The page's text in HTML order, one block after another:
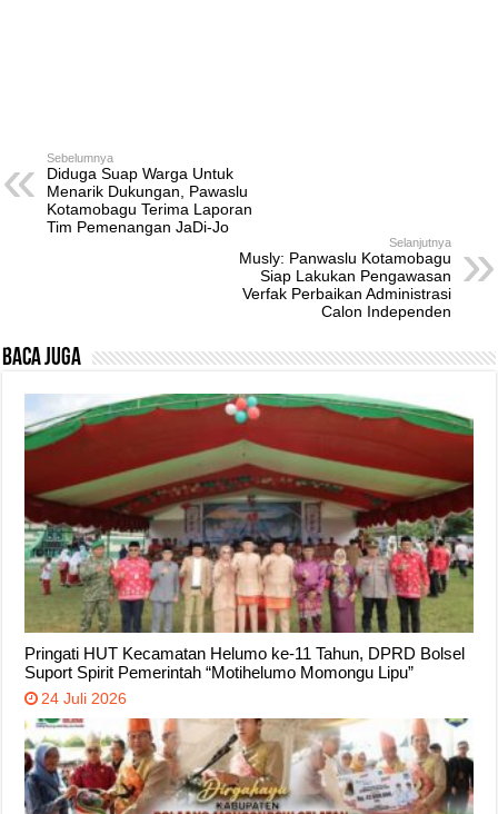
Sebelumnya
Diduga Suap Warga Untuk
Menarik Dukungan, Pawaslu
Kotamobagu Terima Laporan
Tim Pemenangan JaDi-Jo
Selanjutnya
Musly: Panwaslu Kotamobagu
Siap Lakukan Pengawasan
Verfak Perbaikan Administrasi
Calon Independen
Baca Juga
Pringati HUT Kecamatan Helumo ke-11 Tahun, DPRD Bolsel
Suport Spirit Pemerintah “Motihelumo Momongu Lipu”
24 Juli 2026